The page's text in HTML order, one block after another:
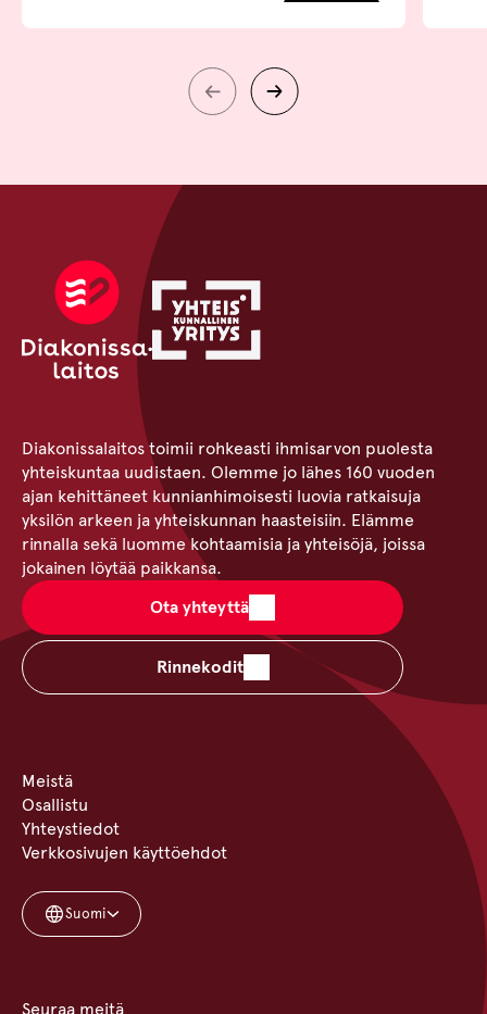
Diakonissalaitos toimii rohkeasti ihmisarvon puolesta
yhteiskuntaa uudistaen. Olemme jo lähes 160 vuoden
ajan kehittäneet kunnianhimoisesti luovia ratkaisuja
yksilön arkeen ja yhteiskunnan haasteisiin. Elämme
rinnalla sekä luomme kohtaamisia ja yhteisöjä, joissa
jokainen löytää paikkansa.
Ota yhteyttä
Rinnekodit
Meistä
Osallistu
Yhteystiedot
Verkkosivujen käyttöehdot
Suomi
Seuraa meitä